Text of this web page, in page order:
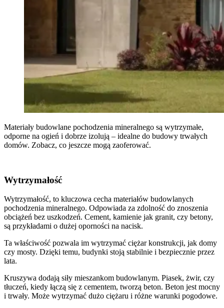
Materiały budowlane pochodzenia mineralnego są wytrzymałe,
odporne na ogień i dobrze izolują – idealne do budowy trwałych
domów. Zobacz, co jeszcze mogą zaoferować.
Wytrzymałość
Wytrzymałość, to kluczowa cecha materiałów budowlanych
pochodzenia mineralnego. Odpowiada za zdolność do znoszenia
obciążeń bez uszkodzeń. Cement, kamienie jak granit, czy betony,
są przykładami o dużej oporności na nacisk.
Ta właściwość pozwala im wytrzymać ciężar konstrukcji, jak domy
czy mosty. Dzięki temu, budynki stoją stabilnie i bezpiecznie przez
lata.
Kruszywa dodają siły mieszankom budowlanym. Piasek, żwir, czy
tłuczeń, kiedy łączą się z cementem, tworzą beton. Beton jest mocny
i trwały. Może wytrzymać dużo ciężaru i różne warunki pogodowe.